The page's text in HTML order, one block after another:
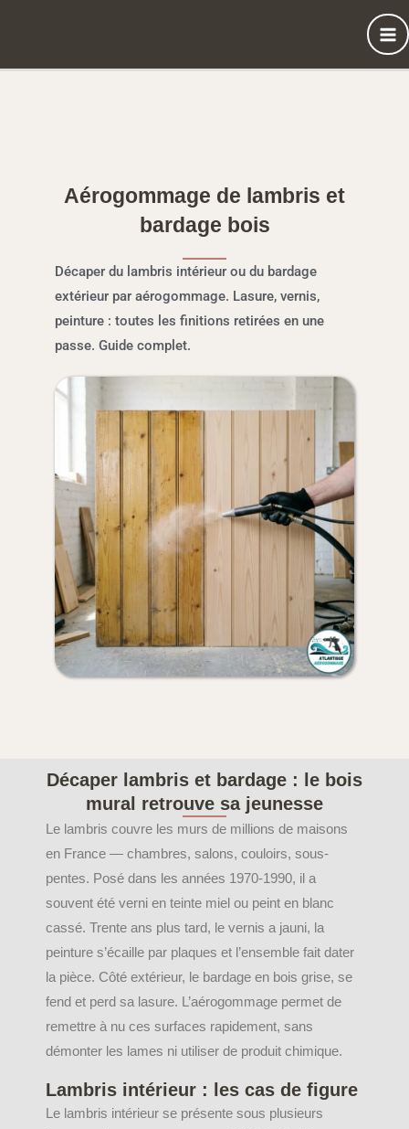
Aérogommage de lambris et
bardage bois
Décaper du lambris intérieur ou du bardage
extérieur par aérogommage. Lasure, vernis,
peinture : toutes les finitions retirées en une
passe. Guide complet.
Décaper lambris et bardage : le bois
mural retrouve sa jeunesse
Le lambris couvre les murs de millions de maisons
en France — chambres, salons, couloirs, sous-
pentes. Posé dans les années 1970-1990, il a
souvent été verni en teinte miel ou peint en blanc
cassé. Trente ans plus tard, le vernis a jauni, la
peinture s’écaille par plaques et l’ensemble fait dater
la pièce. Côté extérieur, le bardage en bois grise, se
fend et perd sa lasure. L’aérogommage permet de
remettre à nu ces surfaces rapidement, sans
démonter les lames ni utiliser de produit chimique.
Lambris intérieur : les cas de figure
Le lambris intérieur se présente sous plusieurs